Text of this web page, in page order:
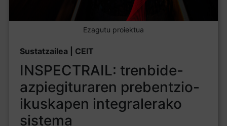
Ezagutu proiektua
Sustatzailea | CEIT
INSPECTRAIL: trenbide-
azpiegituraren prebentzio-
ikuskapen integralerako
sistema